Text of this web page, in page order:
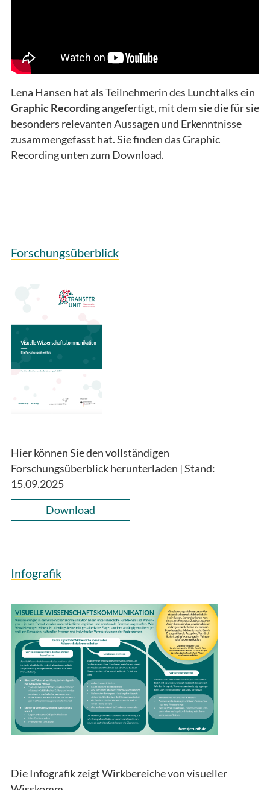
Lena Hansen hat als Teilnehmerin des Lunchtalks ein
Graphic Recordingangefertigt, mit dem sie die für sie
besonders relevanten Aussagen und Erkenntnisse
zusammengefasst hat. Sie finden das Graphic
Recording unten zum Download.
Forschungsüberblick
Hier können Sie den vollständigen
Forschungsüberblick herunterladen | Stand:
15.09.2025
Download
Infografik
Die Infografik zeigt Wirkbereiche von visueller